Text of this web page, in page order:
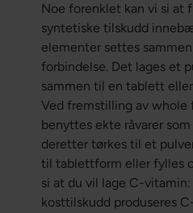
Noe forenklet kan vi si at
syntetiske tilskudd
elementer settes
forbindelse. Det lages et
sammen til en tablett
Ved fremstilling av whole
benyttes ekte råvarer
deretter tørkes til et
til tablettform eller fylles
si at du vil lage C-
kosttilskudd produseres